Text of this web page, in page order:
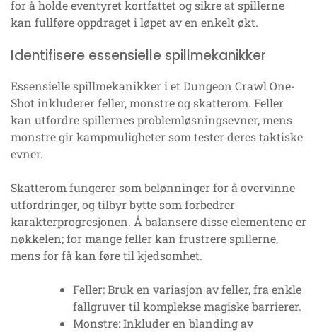
for å holde eventyret kortfattet og sikre at spillerne
kan fullføre oppdraget i løpet av en enkelt økt.
Identifisere essensielle spillmekanikker
Essensielle spillmekanikker i et Dungeon Crawl One-
Shot inkluderer feller, monstre og skatterom. Feller
kan utfordre spillernes problemløsningsevner, mens
monstre gir kampmuligheter som tester deres taktiske
evner.
Skatterom fungerer som belønninger for å overvinne
utfordringer, og tilbyr bytte som forbedrer
karakterprogresjonen. Å balansere disse elementene er
nøkkelen; for mange feller kan frustrere spillerne,
mens for få kan føre til kjedsomhet.
Feller: Bruk en variasjon av feller, fra enkle
fallgruver til komplekse magiske barrierer.
Monstre: Inkluder en blanding av